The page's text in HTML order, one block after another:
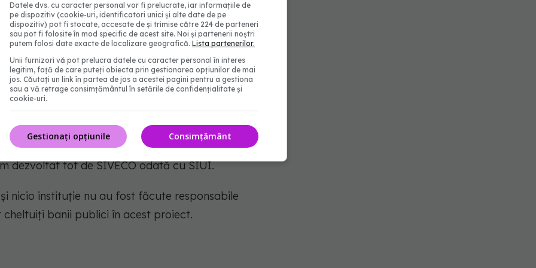
National de Asigurări Sociale de Sănătate
(TVA) și a fost implementat de HP Romania și
pe SIVECO Romania; contractul a fost
prescripției electronice (SIPE), în valoare de
în 2012 către HP România.
de lei, fără TVA, pe un contract în care
și suportul tehnic pentru softul care integrează
dezvoltat tot de SIVECO odată cu SIUI.
nicio instituție nu au fost făcute responsabile
banii publici în acest proiect.
Datele dvs. cu caracter personal vor fi prelucrate, iar informațiile de
pe dispozitiv (cookie-uri, identificatori unici și alte date de pe
dispozitiv) pot fi stocate, accesate de și trimise către 224 de parteneri
sau pot fi folosite în mod specific de acest site. Noi și partenerii noștri
putem folosi date exacte de localizare geografică. Lista partenerilor.
Unii furnizori vă pot prelucra datele cu caracter personal în interes
legitim, față de care puteți obiecta prin gestionarea opțiunilor de mai
jos. Căutați un link în partea de jos a acestei pagini pentru a gestiona
sau a vă retrage consimțământul în setările de confidențialitate și
cookie-uri.
Consimțământ
Gestionați opțiunile